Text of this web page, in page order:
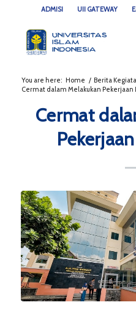
ADMISI UII GATEWAY
You are here: Home / Berita
Cermat dalam Melakukan Pekerjaan
Cermat